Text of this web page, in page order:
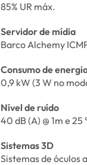
85% UR máx.
Servidor de mídia
Barco Alchemy
Consumo de
0,9 kW (3 W no
Nível de ruído
40 dB (A) @ 1m e
Sistemas 3D
Sistemas de óculos